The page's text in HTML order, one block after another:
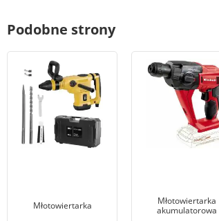
Podobne strony
Młotowiertarka
Młotowiertarka
akumulatorowa